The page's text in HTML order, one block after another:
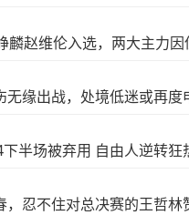
麟赵维伦入选，两大主力因
缘出战，处境低迷或再度
半场被弃用 自由人逆转狂
忍不住对总决赛的王哲林